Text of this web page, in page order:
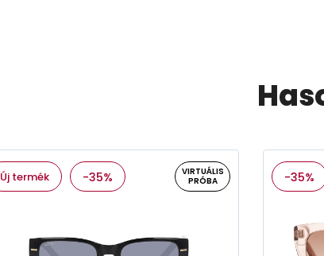
Új termék -35%
VIRTUÁLIS
PRÓBA
-35%